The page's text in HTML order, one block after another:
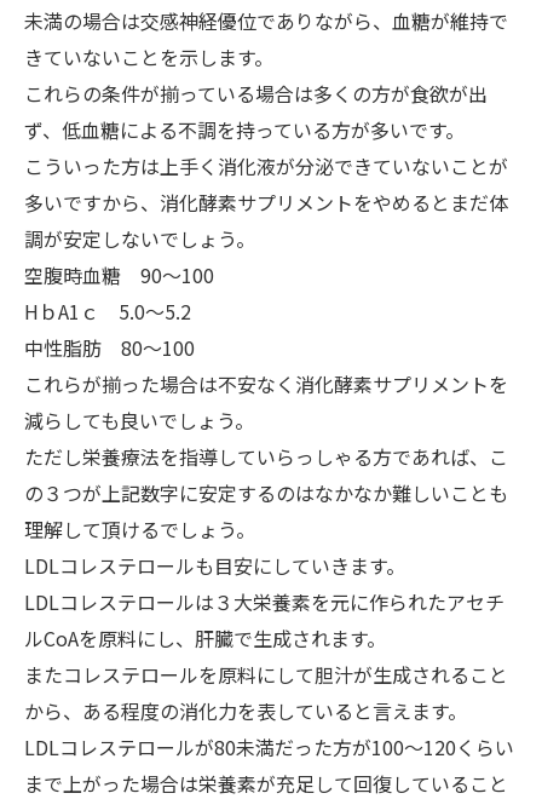
未満の場合は交感神経優位でありながら、血糖が維持で
きていないことを示します。
これらの条件が揃っている場合は多くの方が食欲が出
ず、低血糖による不調を持っている方が多いです。
こういった方は上手く消化液が分泌できていないことが
多いですから、消化酵素サプリメントをやめるとまだ体
調が安定しないでしょう。
空腹時血糖 90～100
HｂA1ｃ 5.0～5.2
中性脂肪 80～100
これらが揃った場合は不安なく消化酵素サプリメントを
減らしても良いでしょう。
ただし栄養療法を指導していらっしゃる方であれば、こ
の３つが上記数字に安定するのはなかなか難しいことも
理解して頂けるでしょう。
LDLコレステロールも目安にしていきます。
LDLコレステロールは３大栄養素を元に作られたアセチ
ルCoAを原料にし、肝臓で生成されます。
またコレステロールを原料にして胆汁が生成されること
から、ある程度の消化力を表していると言えます。
LDLコレステロールが80未満だった方が100～120くらい
まで上がった場合は栄養素が充足して回復していること